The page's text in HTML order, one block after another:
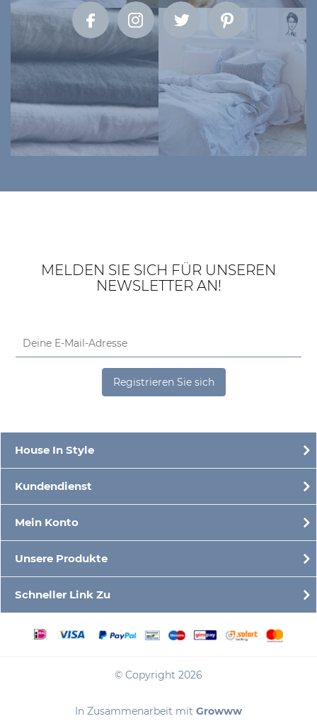
MELDEN SIE SICH FÜR UNSEREN
NEWSLETTER AN!
Registrieren Sie sich
House In Style
Kundendienst
Mein Konto
Unsere Produkte
Schneller Link Zu
© Copyright 2026
In Zusammenarbeit mit Growww